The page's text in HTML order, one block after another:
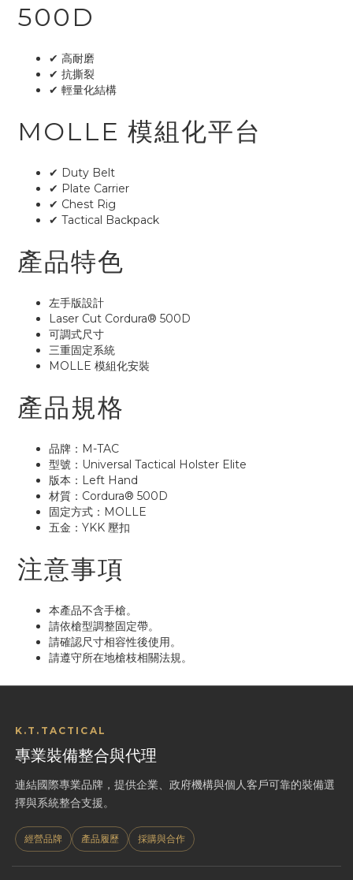
500D
✔ 高耐磨
✔ 抗撕裂
✔ 輕量化結構
MOLLE 模組化平台
✔ Duty Belt
✔ Plate Carrier
✔ Chest Rig
✔ Tactical Backpack
產品特色
左手版設計
Laser Cut Cordura® 500D
可調式尺寸
三重固定系統
MOLLE 模組化安裝
產品規格
品牌：M-TAC
型號：Universal Tactical Holster Elite
版本：Left Hand
材質：Cordura® 500D
固定方式：MOLLE
五金：YKK 壓扣
注意事項
本產品不含手槍。
請依槍型調整固定帶。
請確認尺寸相容性後使用。
請遵守所在地槍枝相關法規。
K.T.TACTICAL
專業裝備整合與代理
連結國際專業品牌，提供企業、政府機構與個人客戶可靠的裝備選
擇與系統整合支援。
經營品牌 產品履歷 採購與合作